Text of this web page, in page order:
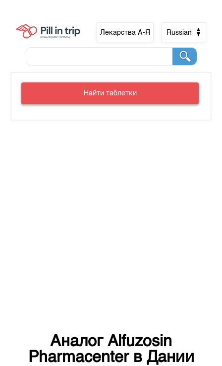
Лекарства А-Я Russian
Найти таблетки
Аналог Alfuzosin
Pharmacenterв Дании